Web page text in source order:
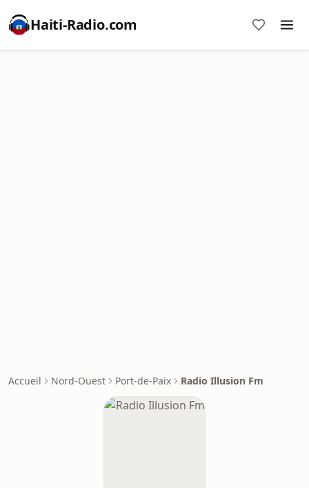
Haiti-Radio.com
Accueil Nord-Ouest Port-de-Paix Radio Illusion Fm